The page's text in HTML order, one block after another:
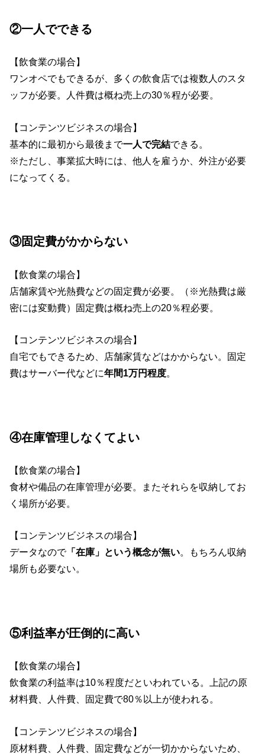
②一人でできる
【飲食業の場合】
ワンオペでもできるが、多くの飲食店では複数人のスタ
ッフが必要。人件費は概ね売上の30％程が必要。
【コンテンツビジネスの場合】
基本的に最初から最後まで一人で完結できる。
※ただし、事業拡大時には、他人を雇うか、外注が必要
になってくる。
③固定費がかからない
【飲食業の場合】
店舗家賃や光熱費などの固定費が必要。（※光熱費は厳
密には変動費）固定費は概ね売上の20％程必要。
【コンテンツビジネスの場合】
自宅でもできるため、店舗家賃などはかからない。固定
費はサーバー代などに年間1万円程度。
④在庫管理しなくてよい
【飲食業の場合】
食材や備品の在庫管理が必要。またそれらを収納してお
く場所が必要。
【コンテンツビジネスの場合】
データなので「在庫」という概念が無い。もちろん収納
場所も必要ない。
⑤利益率が圧倒的に高い
【飲食業の場合】
飲食業の利益率は10％程度だといわれている。上記の原
材料費、人件費、固定費で80％以上が使われる。
【コンテンツビジネスの場合】
原材料費、人件費、固定費などが一切かからないため、